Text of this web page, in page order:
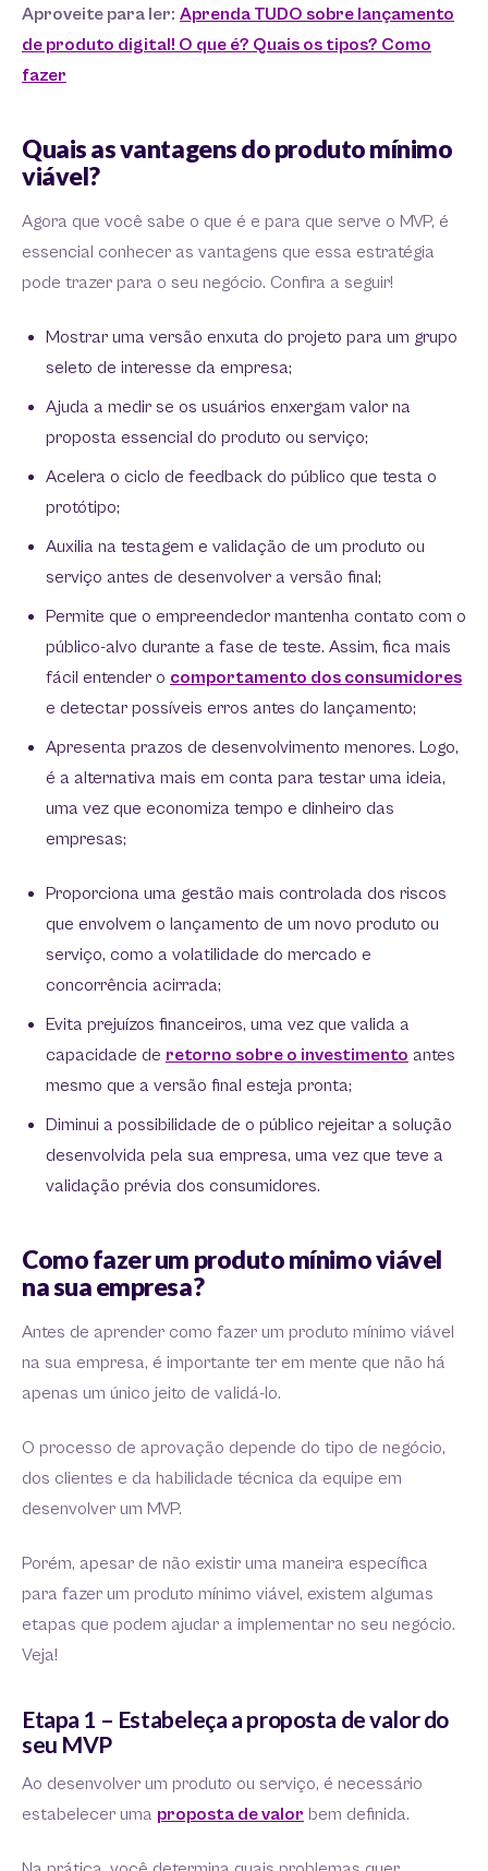
Aproveite para ler: Aprenda TUDO sobre lançamento
de produto digital! O que é? Quais os tipos? Como
fazer
Quais as vantagens doproduto mínimo
viável?
Agora que você sabe o que é e para que serve o MVP, é
essencial conhecer as vantagens que essa estratégia
pode trazer para o seu negócio. Confira a seguir!
Mostrar uma versão enxuta do projeto para um grupo
seleto de interesse da empresa;
Ajuda a medir se os usuários enxergam valor na
proposta essencial do produto ou serviço;
Acelera o ciclo de feedback do público que testa o
protótipo;
Auxilia na testagem e validação de um produto ou
serviço antes de desenvolver a versão final;
Permite que o empreendedor mantenha contato com o
público-alvo durante a fase de teste. Assim, fica mais
fácil entender o comportamento dos consumidores
e detectar possíveis erros antes do lançamento;
Apresenta prazos de desenvolvimento menores. Logo,
é a alternativa mais em conta para testar uma ideia,
uma vez que economiza tempo e dinheiro das
empresas;
Proporciona uma gestão mais controlada dos riscos
que envolvem o lançamento de um novo produto ou
serviço, como a volatilidade do mercado e
concorrência acirrada;
Evita prejuízos financeiros, uma vez que valida a
capacidade de retorno sobre o investimento antes
mesmo que a versão final esteja pronta;
Diminui a possibilidade de o público rejeitar a solução
desenvolvida pela sua empresa, uma vez que teve a
validação prévia dos consumidores.
Como fazer um produto mínimo viável
na sua empresa?
Antes de aprender como fazer um produto mínimo viável
na sua empresa, é importante ter em mente que não há
apenas um único jeito de validá-lo.
O processo de aprovação depende do tipo de negócio,
dos clientes e da habilidade técnica da equipe em
desenvolver um MVP.
Porém, apesar de não existir uma maneira específica
para fazer um produto mínimo viável, existem algumas
etapas que podem ajudar a implementar no seu negócio.
Veja!
Etapa 1 – Estabeleça a proposta de valor do
seu MVP
Ao desenvolver um produto ou serviço, é necessário
estabelecer uma proposta de valor bem definida.